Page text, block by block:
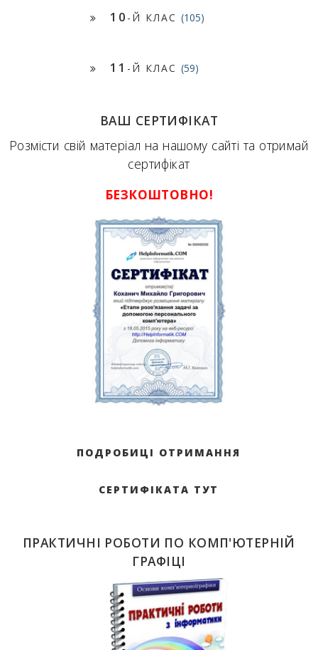
10 -Й КЛАС (105)
11 -Й КЛАС (59)
ВАШ СЕРТИФІКАТ
Розмісти свій матеріал на нашому сайті та отримай
сертифікат
БЕЗКОШТОВНО!
ПОДРОБИЦІ ОТРИМАННЯ
СЕРТИФІКАТА ТУТ
ПРАКТИЧНІ РОБОТИ ПО КОМП'ЮТЕРНІЙ
ГРАФІЦІ